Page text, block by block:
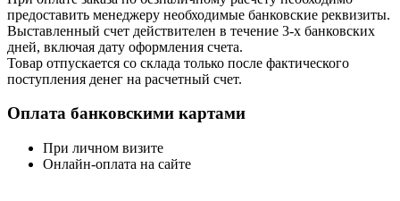
предоставить менеджеру необходимые банковские реквизиты.
Выставленный счет действителен в течение 3-х банковских
дней, включая дату оформления cчета.
Товар отпускается со склада только после фактического
поступления денег на расчетный счет.
Оплата банковскими картами
При личном визите
Онлайн-оплата на сайте